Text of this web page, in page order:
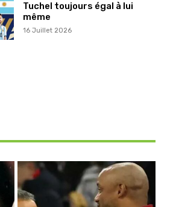
Tuchel toujours égal à lui
même
16 Juillet 2026